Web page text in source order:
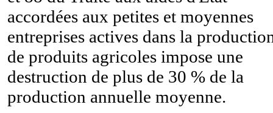
accordées aux petites et moyennes
entreprises actives dans la
de produits agricoles impose une
destruction de plus de 30 % de la
production annuelle moyenne.